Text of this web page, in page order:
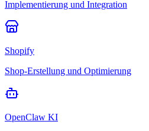
Implementierung und Integration
Shopify
Shop-Erstellung und Optimierung
OpenClaw KI